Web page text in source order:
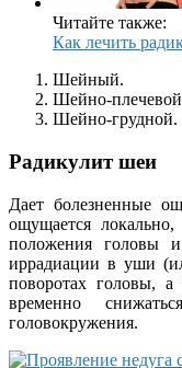
Читайте также:
Как лечить
Шейный.
Шейно-
Шейно-грудной.
Радикулит шеи
Дает болезненные
ощущается
положения головы
иррадиации в уши
поворотах головы,
временно
головокружения.